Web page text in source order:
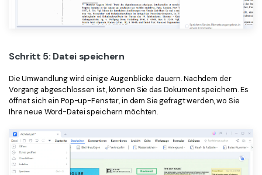
Schritt 5: Datei speichern
Die Umwandlung wird einige Augenblicke dauern. Nachdem der
Vorgang abgeschlossen ist, können Sie das Dokument speichern. Es
öffnet sich ein Pop-up-Fenster, in dem Sie gefragt werden, wo Sie
Ihre neue Word-Datei speichern möchten.